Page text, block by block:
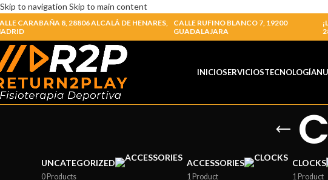
Skip to navigation Skip to main content
CARABAÑA 8, 28806 ALCALÁ DE HENARES,
CALLE RUFINO BLANCO 7, 19200
GUADALAJARA
INICIOSERVICIOSTECNOLOGÍA
UNCATEGORIZED
0 Products
ACCESSORIES
1 Product
CLOCKS
1 Product